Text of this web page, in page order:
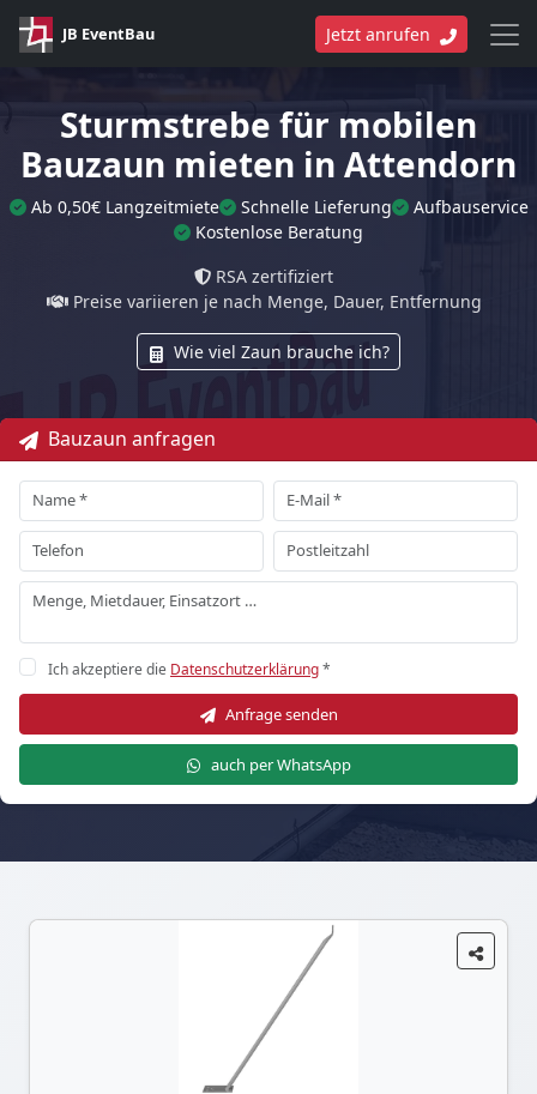
JB EventBau Jetzt anrufen
Sturmstrebe für mobilen
Bauzaun mieten in Attendorn
Ab 0,50€ Langzeitmiete Schnelle Lieferung
Aufbauservice
Kostenlose Beratung
RSA zertifiziert
Preise variieren je nach Menge, Dauer, Entfernung
Wie viel Zaun brauche ich?
Bauzaun anfragen
Ich akzeptiere die Datenschutzerklärung*
Anfrage senden
auch per WhatsApp